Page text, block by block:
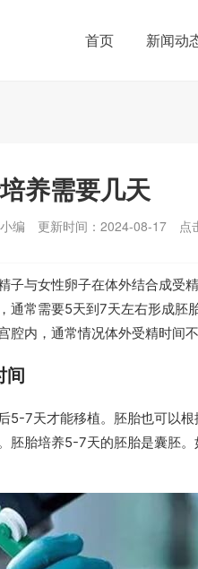
首页 新闻动
养需要几天
编 更新时间：2024-08-17 点
子与女性卵子在体外结合成受
通常需要5天到7天左右形成
腔内，通常情况体外受精时间不
间
5-7天才能移植。胚胎也可以
胚胎培养5-7天的胚胎是囊胚